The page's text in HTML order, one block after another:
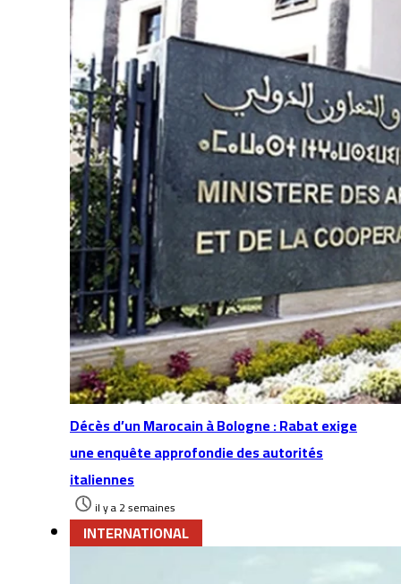
Décès d’un Marocain à Bologne : Rabat exige
une enquête approfondie des autorités
italiennes
il y a 2 semaines
INTERNATIONAL